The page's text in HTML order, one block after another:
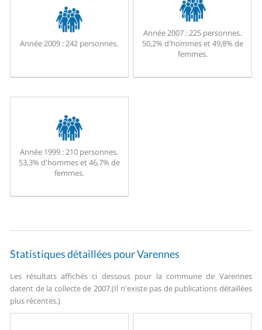
Année 2009 :242 personnes.
Année 2007 :225 personnes.
50,2% d'hommes et 49,8% de
femmes.
Année 1999 :210 personnes.
53,3% d'hommes et 46,7% de
femmes.
Statistiques détaillées pour Varennes
Les résultats affichés ci dessous pour la commune de Varennes
datent de la collecte de 2007.(Il n'existe pas de publications détaillées
plus récentes.)